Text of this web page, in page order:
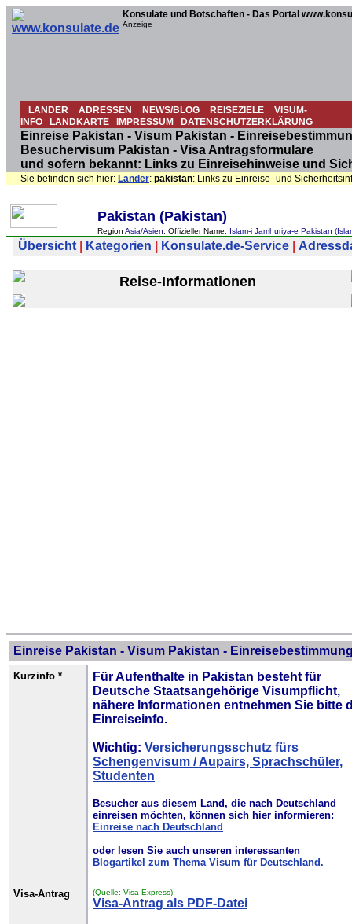
Konsulate und Botschaften - Das Portal
Anzeige
LÄNDER ADRESSEN NEWS/BLOG REISEZIELE
VISUM-
INFO
LANDKARTE IMPRESSUM DATENSCHUTZERKLÄRUNG
Einreise Pakistan - Visum Pakistan -
Besuchervisum Pakistan - Visa Antragsformulare
und sofern bekannt: Links zu Einreisehinweise und
Sie befinden sich hier: Länder: pakistan: Links zu Einreise- und
Pakistan (Pakistan)
Region Asia/Asien , Offizieller Name: Islam-i Jamhuriya-e Pakistan
Übersicht Kategorien Konsulate.de-Service
Reise-Informationen
Einreise Pakistan - Visum Pakistan -
Kurzinfo *
Für Aufenthalte in Pakistan besteht für
Deutsche Staatsangehörige Visumpflicht,
nähere Informationen entnehmen Sie bitte
Einreiseinfo.
Wichtig: Versicherungsschutz fürs
Schengenvisum / Aupairs, Sprachschüler,
Studenten
Besucher aus diesem Land, die nach Deutschland
einreisen möchten, können sich hier informieren:
Einreise nach Deutschland
oder lesen Sie auch unseren interessanten
Blogartikel zum Thema Visum für Deutschland.
Visa-Antrag (Quelle: Visa-Express)
Visa-Antrag als PDF-Datei